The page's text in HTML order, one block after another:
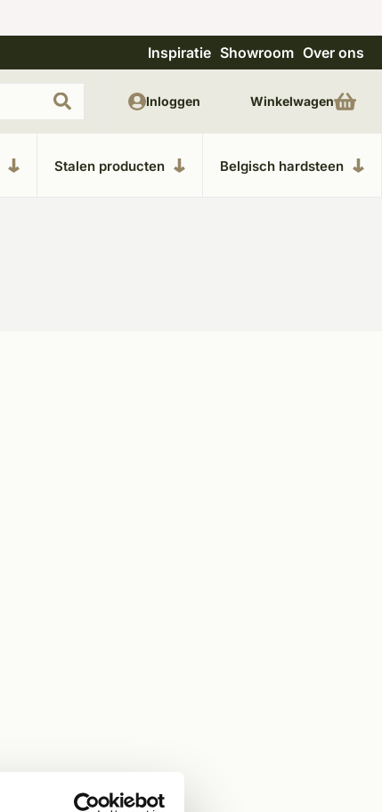
Uitgebreide showroom in Kesteren Unieke
Inspiratie Showroom Over ons
Stalen producten Belgisch hardsteen
Inloggen Winkelwagen